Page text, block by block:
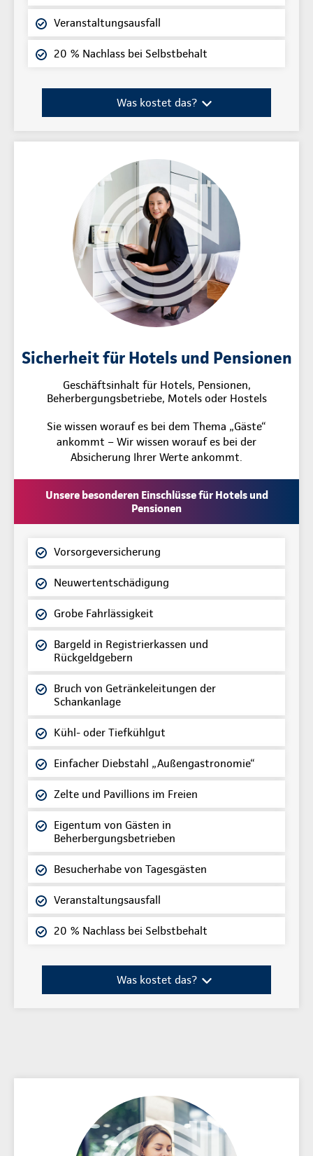
Veranstaltungsausfall
20 % Nachlass bei Selbstbehalt
Was kostet das?
Sicherheit für Hotels und Pensionen
Geschäftsinhalt für Hotels, Pensionen,
Beherbergungsbetriebe, Motels oder Hostels
Sie wissen worauf es bei dem Thema „Gäste“
ankommt – Wir wissen worauf es bei der
Absicherung Ihrer Werte ankommt.
Unsere besonderen Einschlüsse für Hotels und
Pensionen
Vorsorgeversicherung
Neuwertentschädigung
Grobe Fahrlässigkeit
Bargeld in Registrierkassen und
Rückgeldgebern
Bruch von Getränkeleitungen der
Schankanlage
Kühl- oder Tiefkühlgut
Einfacher Diebstahl „Außengastronomie“
Zelte und Pavillions im Freien
Eigentum von Gästen in
Beherbergungsbetrieben
Besucherhabe von Tagesgästen
Veranstaltungsausfall
20 % Nachlass bei Selbstbehalt
Was kostet das?